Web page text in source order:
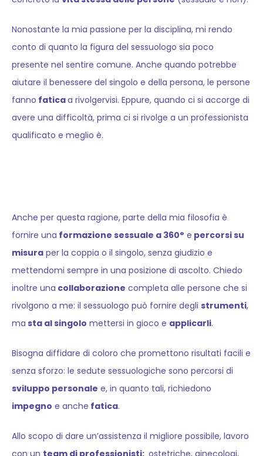
Nonostante la mia passione per la disciplina, mi rendo
conto di quanto la figura del sessuologo sia poco
presente nel sentire comune. Anche quando potrebbe
aiutare il benessere del singolo e della persona, le persone
fanno faticaa rivolgervisi. Eppure, quando ci si accorge di
avere una difficoltà, prima ci si rivolge a un professionista
qualificato e meglio è.
Anche per questa ragione, parte della mia filosofia è
fornire una formazione sessuale a 360° e percorsi su
misura per la coppia o il singolo, senza giudizio e
mettendomi sempre in una posizione di ascolto. Chiedo
inoltre una collaborazione completa alle persone che si
rivolgono a me: il sessuologo può fornire degli strumenti,
ma sta al singolo mettersi in gioco e applicarli.
Bisogna diffidare di coloro che promettono risultati facili e
senza sforzo: le sedute sessuologiche sono percorsi di
sviluppo personale e, in quanto tali, richiedono
impegno e anche fatica.
Allo scopo di dare un’assistenza il migliore possibile, lavoro
con un team di professionisti: ostetriche, ginecologi,